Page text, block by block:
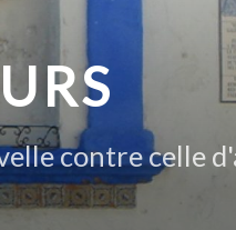
contre celle